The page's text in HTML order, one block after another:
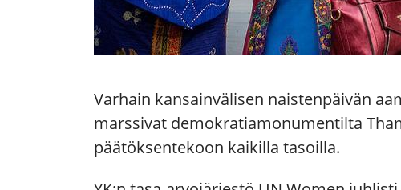
Varhain kansainvälisen naistenpäivän
marssivat demokratiamonumentilta
päätöksentekoon kaikilla tasoilla.